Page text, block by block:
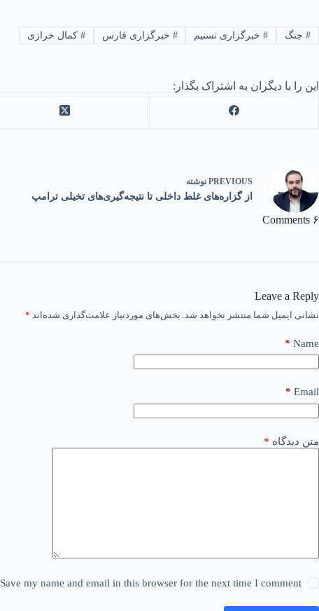
#جنگ #خبرگزاری تسنیم # خبرگزاری فارس # کمال خرازی
این را با دیگران به اشتراک بگذار:
PREVIOUS نوشته
از گزاره‌های غلط داخلی تا نتیجه‌گیری‌های تخیلی ترامپ
۶ Comments
Leave a Reply
نشانی ایمیل شما منتشر نخواهد شد. بخش‌های موردنیاز علامت‌گذاری شده‌اند *
Name
*
Email
*
متن دیدگاه *
Save my name and email in this browser for the next time I comment.